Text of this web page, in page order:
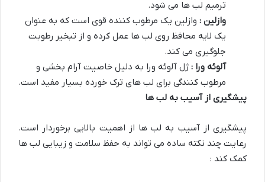
ترمیم لب ها می شود.
وازلین : وازلین یک مرطوب کننده قوی است که به عنوان
یک لایه محافظ روی لب ها عمل کرده و از تبخیر رطوبت
جلوگیری می کند.
آلوئه ورا : ژل آلوئه ورا به دلیل خاصیت آرام بخشی و
مرطوب کنندگی برای لب های ترک خورده بسیار مفید است.
پیشگیری از آسیب به لب ها
پیشگیری از آسیب به لب ها از اهمیت بالایی برخوردار است.
رعایت چند نکته ساده می تواند به حفظ سلامت و زیبایی لب ها
کمک کند :